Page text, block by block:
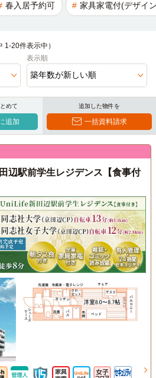
春入居予約可 家具家電付(デザイ
1-20件表示中）
表示順
めて
追加
追加した物件を
一括資料請求
辺駅前学生レジデンス【食事付